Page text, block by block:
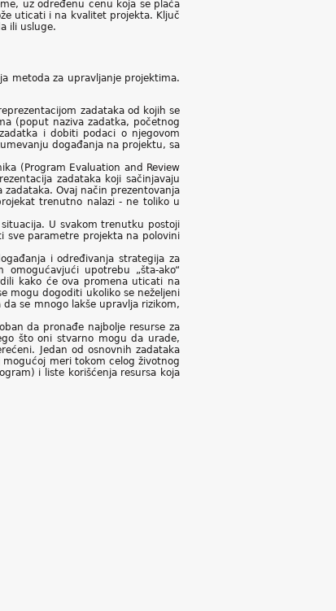
uz određenu cenu koja se plaća
uticati i na kvalitet projekta. Ključ
ili usluge.
metoda za upravljanje projektima.
zadataka od kojih se
(poput naziva zadatka, početnog
i dobiti podaci o njegovom
događanja na projektu, sa
(Program Evaluation and Review
zadataka koji sačinjavaju
Ovaj način prezentovanja
trenutno nalazi - ne toliko u
U svakom trenutku postoji
sve parametre projekta na polovini
i određivanja strategija za
upotrebu „šta-ako“
kako će ova promena uticati na
mogu dogoditi ukoliko se neželjeni
se mnogo lakše upravlja rizikom,
da pronađe najbolje resurse za
što oni stvarno mogu da urade,
Jedan od osnovnih zadataka
meri tokom celog životnog
i liste korišćenja resursa koja